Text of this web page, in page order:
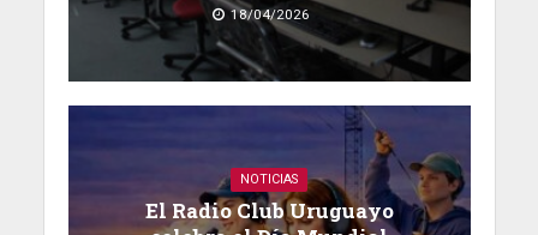
18/04/2026
NOTICIAS
El Radio Club Uruguayo